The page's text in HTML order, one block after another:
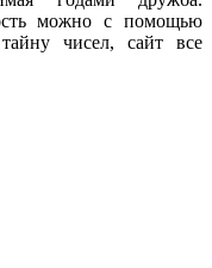
можно с помощью
чисел, сайт все